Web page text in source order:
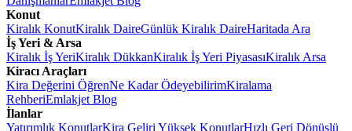
Konut
Kiralık KonutKiralık DaireGünlük Kiralık DaireHaritada Ara
İş Yeri & Arsa
Kiralık İş YeriKiralık DükkanKiralık İş Yeri PiyasasıKiralık Arsa
Kiracı Araçları
Kira Değerini ÖğrenNe Kadar ÖdeyebilirimKiralama
RehberiEmlakjet Blog
İlanlar
Yatırımlık KonutlarKira Geliri Yüksek KonutlarHızlı Geri Dönüşlü